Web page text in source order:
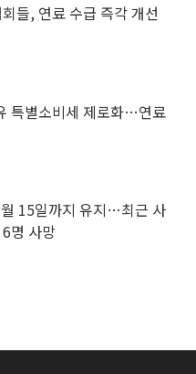
들, 연료 수급 즉각 개선
특별소비세 제로화…연료
15일까지 유지…최근 사
명 사망